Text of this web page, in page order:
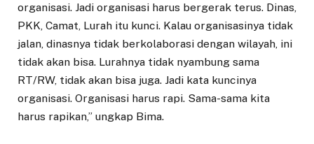
organisasi. Jadi organisasi harus bergerak terus. Dinas,
PKK, Camat, Lurah itu kunci. Kalau organisasinya tidak
jalan, dinasnya tidak berkolaborasi dengan wilayah, ini
tidak akan bisa. Lurahnya tidak nyambung sama
RT/RW, tidak akan bisa juga. Jadi kata kuncinya
organisasi. Organisasi harus rapi. Sama-sama kita
harus rapikan,” ungkap Bima.